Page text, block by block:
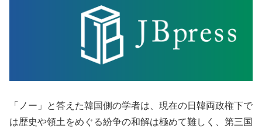
「ノー」と答えた韓国側の学者は、現在の日韓両政権下で
は歴史や領土をめぐる紛争の和解は極めて難しく、第三国